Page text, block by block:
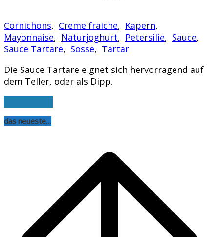
Cornichons, Creme fraiche, Kapern,
Mayonnaise, Naturjoghurt, Petersilie, Sauce,
Sauce Tartare, Sosse, Tartar
Die Sauce Tartare eignet sich hervorragend auf
dem Teller, oder als Dipp.
das neueste…